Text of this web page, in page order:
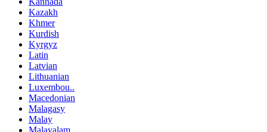
Kazakh
Khmer
Kurdish
Kyrgyz
Latin
Latvian
Lithuanian
Luxembou..
Macedonian
Malagasy
Malay
Malayalam